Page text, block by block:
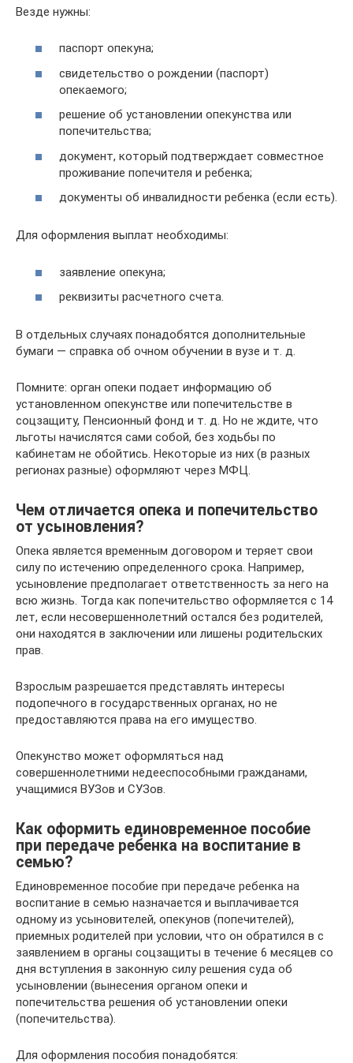
Везде нужны:
паспорт опекуна;
свидетельство о рождении (паспорт)
опекаемого;
решение об установлении опекунства или
попечительства;
документ, который подтверждает совместное
проживание попечителя и ребенка;
документы об инвалидности ребенка (если есть).
Для оформления выплат необходимы:
заявление опекуна;
реквизиты расчетного счета.
В отдельных случаях понадобятся дополнительные
бумаги — справка об очном обучении в вузе и т. д.
Помните: орган опеки подает информацию об
установленном опекунстве или попечительстве в
соцзащиту, Пенсионный фонд и т. д. Но не ждите, что
льготы начислятся сами собой, без ходьбы по
кабинетам не обойтись. Некоторые из них (в разных
регионах разные) оформляют через МФЦ.
Чем отличается опека и попечительство
от усыновления?
Опека является временным договором и теряет свои
силу по истечению определенного срока. Например,
усыновление предполагает ответственность за него на
всю жизнь. Тогда как попечительство оформляется с 14
лет, если несовершеннолетний остался без родителей,
они находятся в заключении или лишены родительских
прав.
Взрослым разрешается представлять интересы
подопечного в государственных органах, но не
предоставляются права на его имущество.
Опекунство может оформляться над
совершеннолетними недееспособными гражданами,
учащимися ВУЗов и СУЗов.
Как оформить единовременное пособие
при передаче ребенка на воспитание в
семью?
Единовременное пособие при передаче ребенка на
воспитание в семью назначается и выплачивается
одному из усыновителей, опекунов (попечителей),
приемных родителей при условии, что он обратился в с
заявлением в органы соцзащиты в течение 6 месяцев со
дня вступления в законную силу решения суда об
усыновлении (вынесения органом опеки и
попечительства решения об установлении опеки
(попечительства).
Для оформления пособия понадобятся: